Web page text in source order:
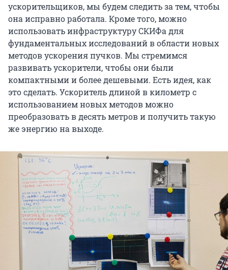
ускорительщиков, мы будем следить за тем, чтобы
она исправно работала. Кроме того, можно
использовать инфраструктуру СКИФа для
фундаментальных исследований в области новых
методов ускорения пучков. Мы стремимся
развивать ускорители, чтобы они были
компактными и более дешевыми. Есть идея, как
это сделать. Ускоритель длиной в километр с
использованием новых методов можно
преобразовать в десять метров и получить такую
же энергию на выходе.